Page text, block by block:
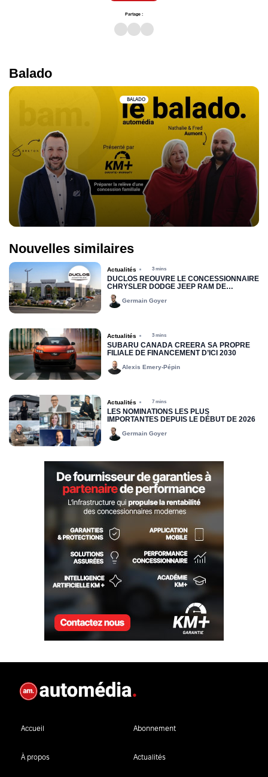
Partage :
Balado
BALADO
Nouvelles similaires
Actualités 3 mins
DUCLOS RÉOUVRE LE CONCESSIONNAIRE
CHRYSLER DODGE JEEP RAM DE
DRUMMONDVILLE
Germain Goyer
Actualités 3 mins
SUBARU CANADA CRÉERA SA PROPRE
FILIALE DE FINANCEMENT D’ICI 2030
Alexis Emery-Pépin
Actualités 7 mins
LES NOMINATIONS LES PLUS
IMPORTANTES DEPUIS LE DÉBUT DE 2026
Germain Goyer
Accueil Abonnement
À propos Actualités